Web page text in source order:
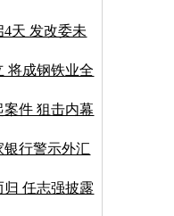
天 发改委未
将成钢铁业全
件 狙击内幕
银行警示外汇
任志强披露